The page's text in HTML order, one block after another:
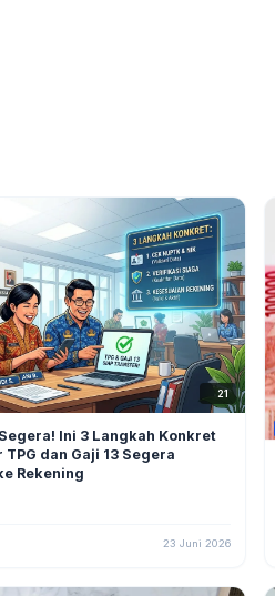
21
Ini 3 Langkah Konkret
TPG dan Gaji 13 Segera
Rekening
23 Juni 2026